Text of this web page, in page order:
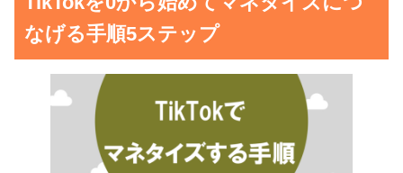
なげる手順5ステップ